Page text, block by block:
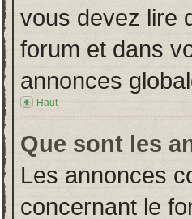
vous devez lire
forum et dans
annonces
Haut
Que sont les
Les annonces
concernant le